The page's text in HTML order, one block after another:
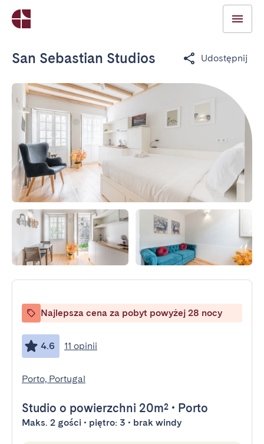
San Sebastian Studios Udostępnij
Najlepsza cena za pobyt powyżej 28 nocy
4.6 11 opinii
Porto, Portugal
Studio o powierzchni 20m² • Porto
Maks. 2 gości • piętro: 3 • brak windy